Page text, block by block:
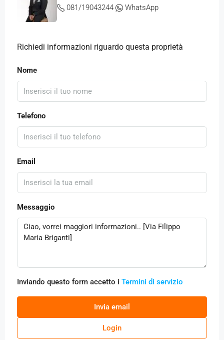
081/19043244
WhatsApp
Richiedi informazioni riguardo questa proprietà
Nome
Telefono
Email
Messaggio
Inviando questo form accetto i Termini di servizio
Invia email
Login